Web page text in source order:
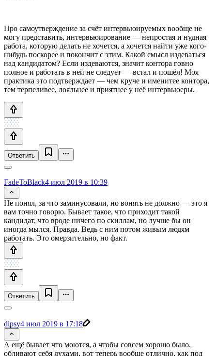
Про самоутверждение за счёт интервьюируемых вообще не
могу представить, интервьюирование — непростая и нудная
работа, которую делать не хочется, а хочется найти уже кого-
нибудь поскорее и покончит с этим. Какой смысл издеваться
над кандидатом? Если издеваются, значит контора говно
полное и работать в ней не следует — встал и пошёл! Моя
практика это подтверждает — чем круче и именитее контора,
тем терпеливее, лояльнее и приятнее у неё интервьюеры.
Ответить
FadeToBlack4 июл 2019 в 10:39
Не понял, за что заминусовали, но вонять не должно — это я
вам точно говорю. Бывает такое, что приходит такой
кандидат, что вроде ничего по скиллам, но лучше бы он
иногда мылся. Правда. Ведь с ним потом живым людям
работать. Это омерзительно, но факт.
Ответить
dipsy4 июл 2019 в 17:18
А ещё бывает что моются, а чтобы совсем хорошо было,
обливают себя духами, вот теперь вообще отлично, как под